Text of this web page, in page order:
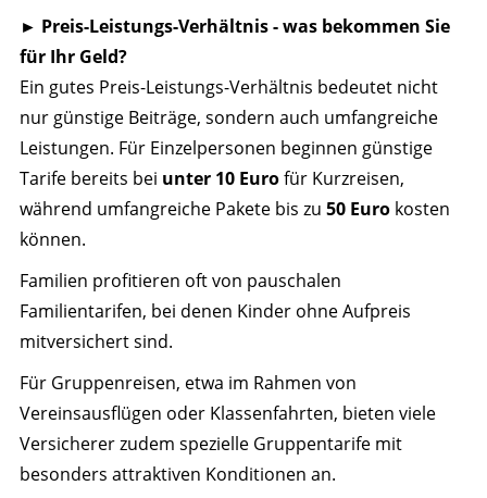
► Preis-Leistungs-Verhältnis - was bekommen Sie
für Ihr Geld?
Ein gutes Preis-Leistungs-Verhältnis bedeutet nicht
nur günstige Beiträge, sondern auch umfangreiche
Leistungen. Für Einzelpersonen beginnen günstige
Tarife bereits bei unter 10 Eurofür Kurzreisen,
während umfangreiche Pakete bis zu 50 Eurokosten
können.
Familien profitieren oft von pauschalen
Familientarifen, bei denen Kinder ohne Aufpreis
mitversichert sind.
Für Gruppenreisen, etwa im Rahmen von
Vereinsausflügen oder Klassenfahrten, bieten viele
Versicherer zudem spezielle Gruppentarife mit
besonders attraktiven Konditionen an.